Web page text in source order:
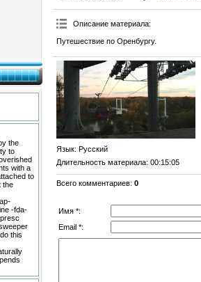
Описание материала:
Путешествие по Оренбургу.
Язык: Русский
Длительность материала: 00:15:05
Всего комментариев: 0
Имя *:
Email *: